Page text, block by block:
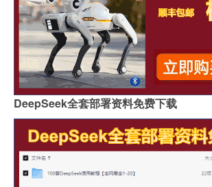
DeepSeek全套部署资料免费下载